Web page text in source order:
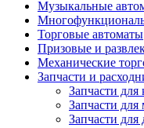
Музыкальные
Торговые автоматы
Призовые и
Механические
Запчасти и
Запчасти
Запчасти
Запчасти для